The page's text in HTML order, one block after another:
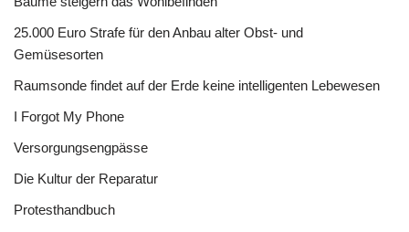
25.000 Euro Strafe für den Anbau alter Obst- und
Gemüsesorten
Raumsonde findet auf der Erde keine intelligenten Lebewesen
I Forgot My Phone
Versorgungsengpässe
Die Kultur der Reparatur
Protesthandbuch